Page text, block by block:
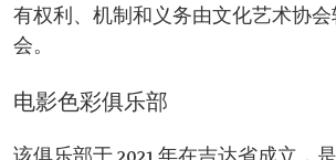
有权利、机制和义务由文化艺术协
会。
电影色彩俱乐部